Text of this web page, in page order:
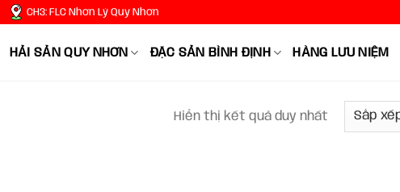
CH3: FLC Nhơn Lý Quy Nhơn
HẢI SẢN QUY NHƠN ĐẶC SẢN BÌNH ĐỊNH HÀNG LƯU NIỆM
Hiển thị kết quả duy nhất